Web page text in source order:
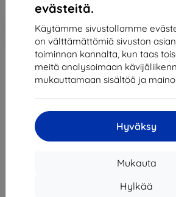
evästeitä.
Käytämme sivustollamme
on välttämättömiä sivuston
toiminnan kannalta, kun taas
meitä analysoimaan
mukauttamaan sisältöä ja
Hyväksy
Mukauta
Hylkää
-5%
Alennus kupongilla
SMART5
Loppuunmyyty